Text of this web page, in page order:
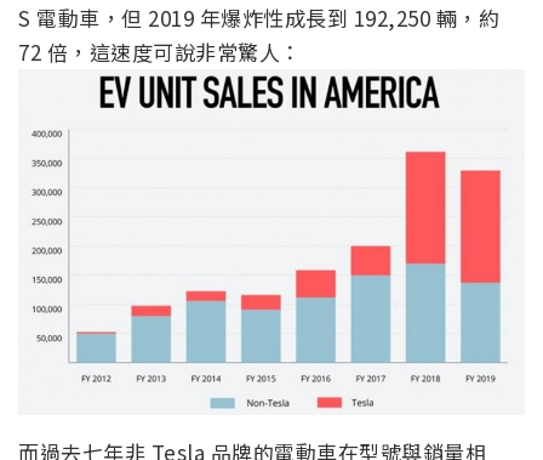
S 電動車，但 2019 年爆炸性成長到 192,250 輛，約
72 倍，這速度可說非常驚人：
而過去七年非 Tesla 品牌的電動車在型號與銷量相